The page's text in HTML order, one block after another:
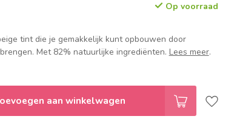
Op voorraad
tint die je gemakkelijk kunt opbouwen door
Met 82% natuurlijke ingrediënten. Lees meer.
aan winkelwagen